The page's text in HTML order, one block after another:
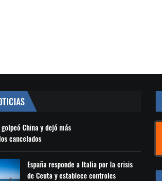
China y dejó más
cancelados
España responde a Italia por la crisis
de Ceuta y establece controles